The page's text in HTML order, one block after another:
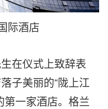
际酒店
在仪式上致辞表
子美丽的“陇上江
第一家酒店。格兰